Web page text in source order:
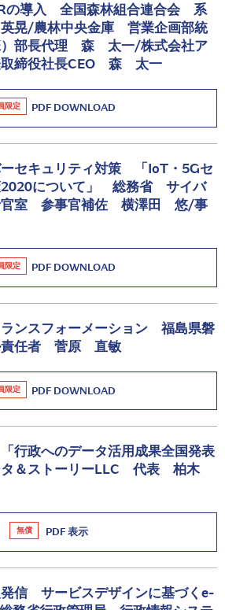
の導入 全国森林組合連合会 系
晃/農林中央金庫 営業企画部統
）部長代理 森 太一/株式会社ア
締役社長CEO 森 太一
限定 PDF DOWNLOAD
セキュリティ対策 「IoT・5Gセ
2020について」 総務省 サイバ
官室 参事官補佐 横澤田 悠/事
限定 PDF DOWNLOAD
ンスフォーメーション 福島県磐
責任者 菅原 直敏
限定 PDF DOWNLOAD
行政へのデータ活用成果全国発表
＆ストーリーLLC 代表 柏木
無償 PDF 表示
信 サービスデザインに基づくe-